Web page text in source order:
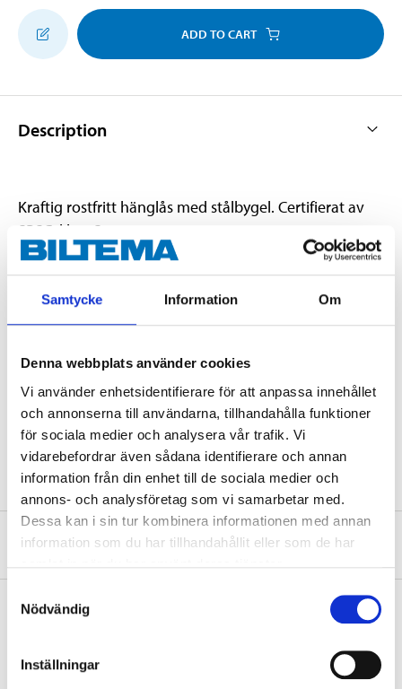
Samtycke Information Om
Denna webbplats använder cookies
Vi använder enhetsidentifierare för att anpassa innehållet
och annonserna till användarna, tillhandahålla funktioner
för sociala medier och analysera vår trafik. Vi
vidarebefordrar även sådana identifierare och annan
information från din enhet till de sociala medier och
annons- och analysföretag som vi samarbetar med.
Dessa kan i sin tur kombinera informationen med annan
information som du har tillhandahållit eller som de har
Nödvändig
Inställningar
ADD TO CART
Description
Kraftig rostfritt hänglås med stålbygel. Certifierat av
SBSC, klass 3.
Technical specifications
Thickness
25 mm
Diameter
12 mm (bracket)
About the manufacturer
Pay & Collect in your local store within 2 hours! For more information